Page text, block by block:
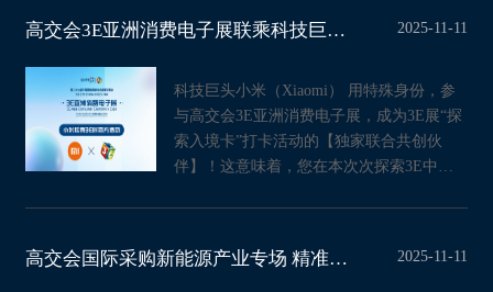
高交会3E亚洲消费电子展联乘科技巨头小米 开启小米17 Pro Max等顶级科技产品寻 2025-11-11
科技巨头小米（Xiaomi） 用特殊身份，参
与高交会3E亚洲消费电子展，成为3E展“探
索入境卡”打卡活动的【独家联合共创伙
伴】！这意味着，您在本次次探索3E中赢
高交会国际采购新能源产业专场 精准链接“中国智造”进军海外市场 2025-11-11